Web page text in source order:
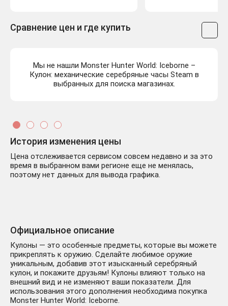
Сравнение цен и где купить
Мы не нашли Monster Hunter World: Iceborne –
Кулон: механические серебряные часы Steam в
выбранных для поиска магазинах.
История изменения цены
Цена отслеживается сервисом совсем недавно и за это
время в выбранном вами регионе еще не менялась,
поэтому нет данных для вывода графика.
Официальное описание
Кулоны — это особенные предметы, которые вы можете
прикреплять к оружию. Сделайте любимое оружие
уникальным, добавив этот изысканный серебряный
кулон, и покажите друзьям! Кулоны влияют только на
внешний вид и не изменяют ваши показатели. Для
использования этого дополнения необходима покупка
Monster Hunter World: Iceborne.